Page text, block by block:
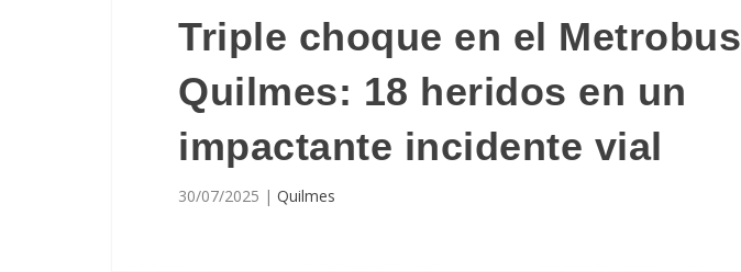
Triple choque en el Metrobus
Quilmes: 18 heridos en un
impactante incidente vial
30/07/2025 | Quilmes